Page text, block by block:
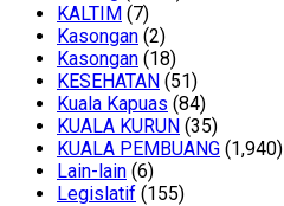
KALTIM (7)
Kasongan (2)
Kasongan (18)
KESEHATAN (51)
Kuala Kapuas (84)
KUALA KURUN (35)
KUALA PEMBUANG (1,940)
Lain-lain (6)
Legislatif (155)